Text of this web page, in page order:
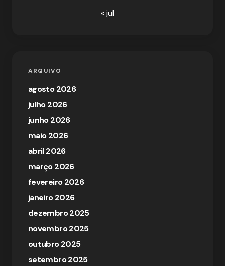
« jul
ARQUIVO
agosto 2026
julho 2026
junho 2026
maio 2026
abril 2026
março 2026
fevereiro 2026
janeiro 2026
dezembro 2025
novembro 2025
outubro 2025
setembro 2025